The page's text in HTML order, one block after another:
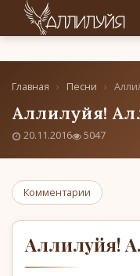
Главная › Песни ›
Аллилуйя!
20.11.2016 5047
Комментарии
Аллилуйя!